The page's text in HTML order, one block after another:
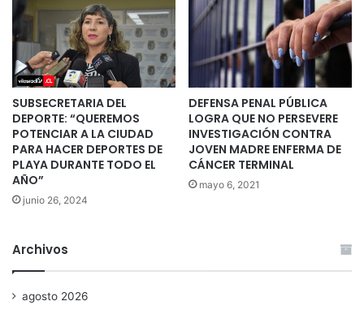
SUBSECRETARIA DEL
DEPORTE: “QUEREMOS
POTENCIAR A LA CIUDAD
PARA HACER DEPORTES DE
PLAYA DURANTE TODO EL
AÑO”
junio 26, 2024
DEFENSA PENAL PÚBLICA
LOGRA QUE NO PERSEVERE
INVESTIGACIÓN CONTRA
JOVEN MADRE ENFERMA DE
CÁNCER TERMINAL
mayo 6, 2021
Archivos
agosto 2026